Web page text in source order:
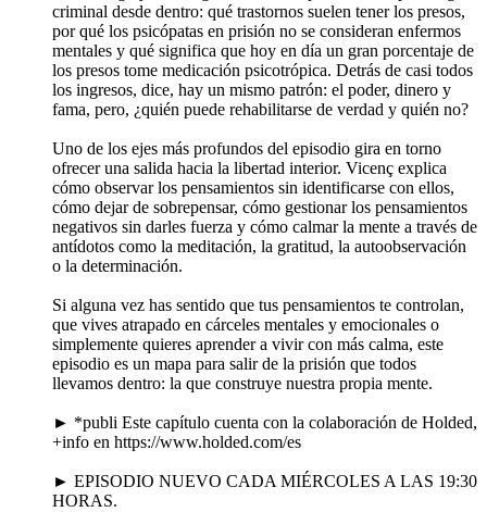
criminal desde dentro: qué trastornos suelen tener los presos,
por qué los psicópatas en prisión no se consideran enfermos
mentales y qué significa que hoy en día un gran porcentaje de
los presos tome medicación psicotrópica. Detrás de casi todos
los ingresos, dice, hay un mismo patrón: el poder, dinero y
fama, pero, ¿quién puede rehabilitarse de verdad y quién no?
Uno de los ejes más profundos del episodio gira en torno
ofrecer una salida hacia la libertad interior. Vicenç explica
cómo observar los pensamientos sin identificarse con ellos,
cómo dejar de sobrepensar, cómo gestionar los pensamientos
negativos sin darles fuerza y cómo calmar la mente a través de
antídotos como la meditación, la gratitud, la autoobservación
o la determinación.
Si alguna vez has sentido que tus pensamientos te controlan,
que vives atrapado en cárceles mentales y emocionales o
simplemente quieres aprender a vivir con más calma, este
episodio es un mapa para salir de la prisión que todos
llevamos dentro: la que construye nuestra propia mente.
► *publi Este capítulo cuenta con la colaboración de Holded,
+info en https://www.holded.com/es
► EPISODIO NUEVO CADA MIÉRCOLES A LAS 19:30
HORAS.